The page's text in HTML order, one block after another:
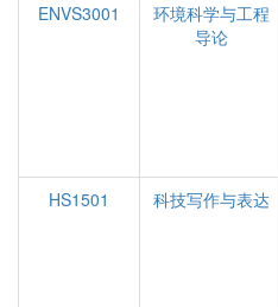
ENVS3001
环境科学与工程
导论
HS1501
科技写作与表达